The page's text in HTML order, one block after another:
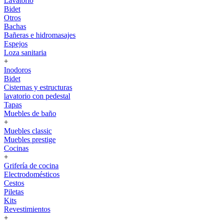
Bidet
Otros
Bachas
Bañeras e hidromasajes
Espejos
Loza sanitaria
+
Inodoros
Bidet
Cisternas y estructuras
lavatorio con pedestal
Tapas
Muebles de baño
+
Muebles classic
Muebles prestige
Cocinas
+
Grifería de cocina
Electrodomésticos
Cestos
Piletas
Kits
Revestimientos
+